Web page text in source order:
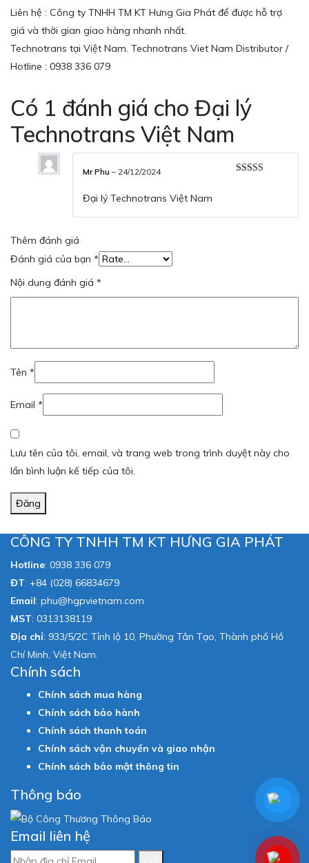
Liên hệ : Công ty TNHH TM KT Hưng Gia Phát để được hỗ trợ
giá và thời gian giao hàng nhanh nhất.
Technotrans tại Việt Nam. Technotrans Viet Nam Distributor /
Hotline : 0938 336 079
Có 1 đánh giá cho Đại lý
Technotrans Việt Nam
Mr Phu – 24/12/2024
Đại lý Technotrans Việt Nam
Thêm đánh giá
Đánh giá của bạn *
Nội dung đánh giá *
Tên *
Email *
Lưu tên của tôi, email, và trang web trong trình duyệt này cho
lần bình luận kế tiếp của tôi.
Đăng
CÔNG TY TNHH TM KT HƯNG GIA PHÁT
Hotline: 0938 336 079
ĐT: +84 (028) 66834679
Email: phu@hgpvietnam.com
MST: 0313138119
Địa chỉ: 933/5/2C Tỉnh lộ 10, Phường Tân Tạo, Thành phố Hồ
Chí Minh, Việt Nam.
Chính sách
Chính sách mua hàng
Chính sách bảo hành
Chính sách thanh toán
Chính sách vận chuyển và giao nhận
Chính sách bảo mật thông tin
Thông báo
Email liên hệ